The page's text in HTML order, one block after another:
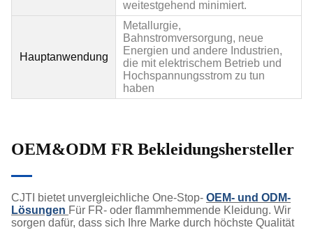
weitestgehend minimiert.
Hauptanwendung
Metallurgie,
Bahnstromversorgung, neue
Energien und andere Industrien,
die mit elektrischem Betrieb und
Hochspannungsstrom zu tun
haben
OEM&ODM FR Bekleidungshersteller
CJTI bietet unvergleichliche One-Stop- OEM- und ODM-
Lösungen Für FR- oder flammhemmende Kleidung. Wir
sorgen dafür, dass sich Ihre Marke durch höchste Qualität